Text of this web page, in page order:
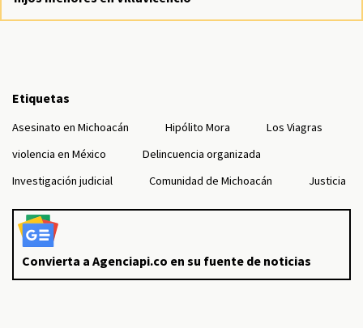
Etiquetas
Asesinato en Michoacán Hipólito Mora
Los Viagras
violencia en México
Delincuencia organizada
Investigación judicial
Comunidad de Michoacán Justicia
Convierta a Agenciapi.co en su fuente de noticias